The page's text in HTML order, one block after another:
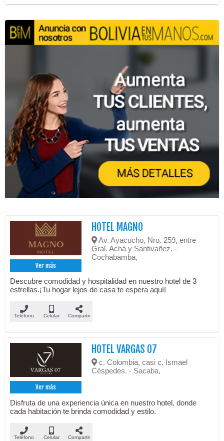
Ver más
HOTEL MAGNO
Av. Ayacucho, Nro. 259, entre
Gral. Achá y Santivañez. -
Cochabamba,
Descubre comodidad y hospitalidad en nuestro hotel de 3
estrellas.¡Tu hogar lejos de casa te espera aquí!
Teléfono Celular Compartir
Ver más
HOTEL VARGAS 07
c. Colombia, casi c. Ismael
Céspedes. - Sacaba,
Disfruta de una experiencia única en nuestro hotel, donde
cada habitación te brinda comodidad y estilo.
Teléfono Celular Compartir